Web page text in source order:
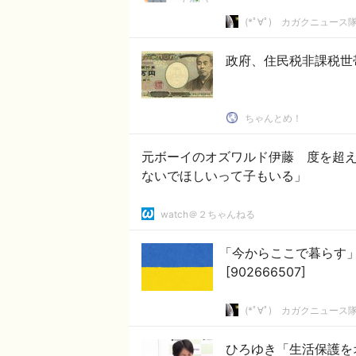
(*ﾟ∀ﾟ)ゞカガクニュース
政府、住民税非課税
ちゃんとめ！
元ボーイのオズワルド伊藤 度を超
ないでほしいって子もいる」
watch＠２ちゃんねる
「今からここで暮ら
[902666507]
(*ﾟ∀ﾟ)ゞカガクニュース
ひろゆき「生活保護